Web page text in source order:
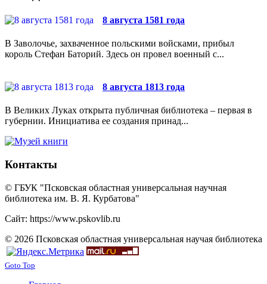
8 августа 1581 года
В Заволочье, захваченное польскими войсками, прибыл
король Стефан Баторий. Здесь он провел военный с...
8 августа 1813 года
В Великих Луках открыта публичная библиотека – первая в
губернии. Инициатива ее создания принад...
Контакты
© ГБУК "Псковская областная универсальная научная
библиотека им. В. Я. Курбатова"
Сайт: https://www.pskovlib.ru
© 2026 Псковская областная универсальная научая библиотека
Goto Top